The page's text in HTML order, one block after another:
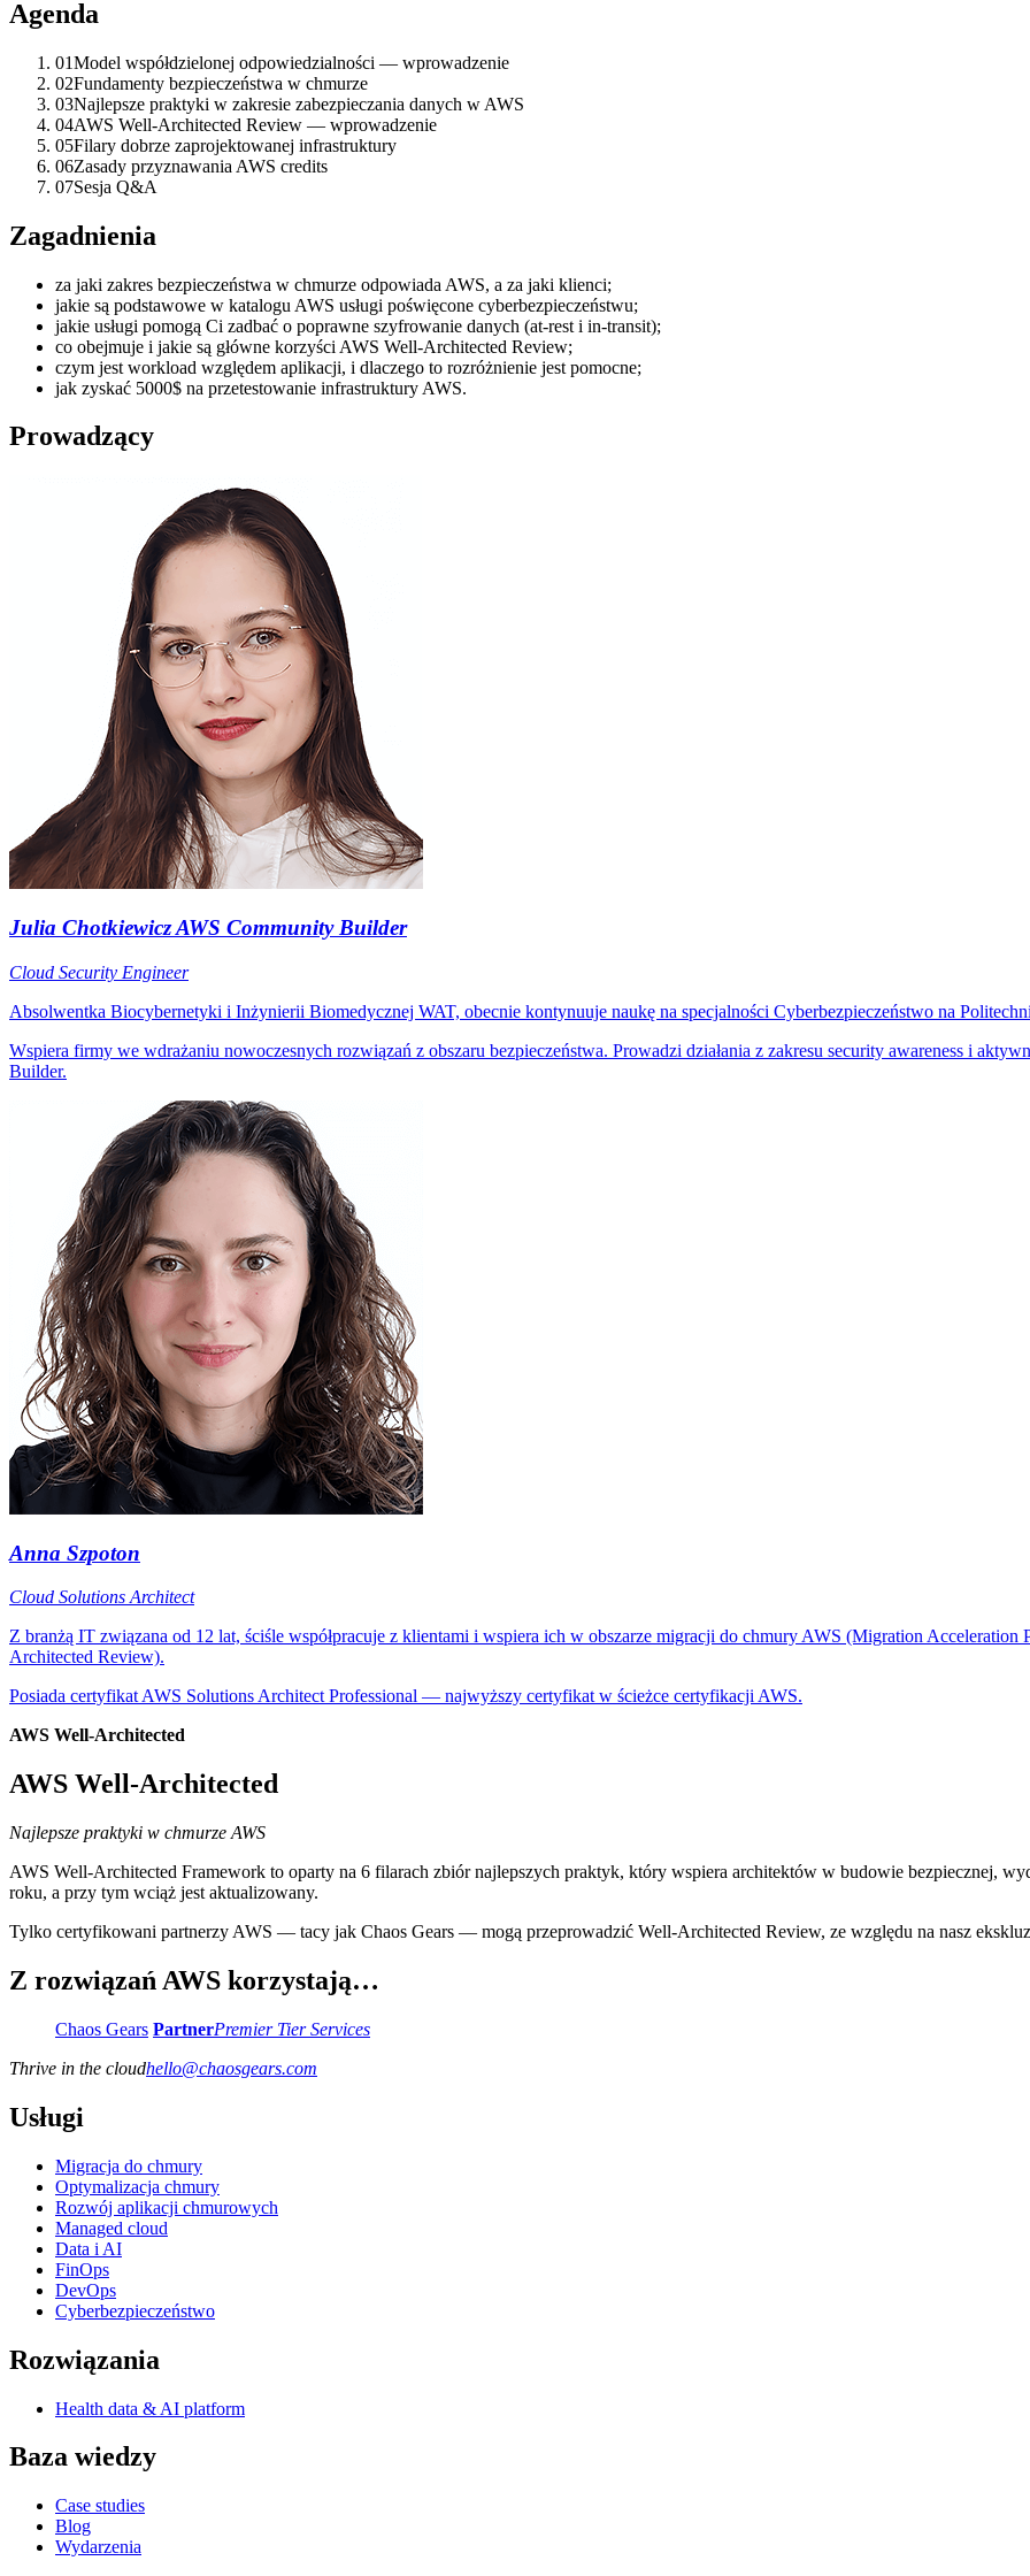
Agenda
01Model współdzielonej odpowiedzialności — wprowadzenie
02Fundamenty bezpieczeństwa w chmurze
03Najlepsze praktyki w zakresie zabezpieczania danych w AWS
04AWS Well-Architected Review — wprowadzenie
05Filary dobrze zaprojektowanej infrastruktury
06Zasady przyznawania AWS credits
07Sesja Q&A
Zagadnienia
za jaki zakres bezpieczeństwa w chmurze odpowiada AWS, a za jaki klienci;
jakie są podstawowe w katalogu AWS usługi poświęcone cyberbezpieczeństwu;
jakie usługi pomogą Ci zadbać o poprawne szyfrowanie danych (at-rest i in-transit);
co obejmuje i jakie są główne korzyści AWS Well-Architected Review;
czym jest workload względem aplikacji, i dlaczego to rozróżnienie jest pomocne;
jak zyskać 5000$ na przetestowanie infrastruktury AWS.
Prowadzący
Julia ChotkiewiczAWS Community Builder
Cloud Security Engineer
Absolwentka Biocybernetyki i Inżynierii Biomedycznej WAT, obecnie kontynuuje naukę na specjalności Cyberbezpieczeństwo na
Wspiera firmy we wdrażaniu nowoczesnych rozwiązań z obszaru bezpieczeństwa. Prowadzi działania z zakresu security awareness i
Builder.
Anna Szpoton
Cloud Solutions Architect
Z branżą IT związana od 12 lat, ściśle współpracuje z klientami i wspiera ich w obszarze migracji do chmury AWS (Migration
Architected Review).
Posiada certyfikat AWS Solutions Architect Professional — najwyższy certyfikat w ścieżce certyfikacji AWS.
AWS Well-Architected
AWS Well-Architected
Najlepsze praktyki w chmurze AWS
AWS Well-Architected Framework to oparty na 6 filarach zbiór najlepszych praktyk, który wspiera architektów w budowie bezpiecznej,
roku, a przy tym wciąż jest aktualizowany.
Tylko certyfikowani partnerzy AWS — tacy jak Chaos Gears — mogą przeprowadzić Well-Architected Review, ze względu na nasz
Z rozwiązań AWS korzystają…
Chaos Gears PartnerPremier Tier Services
Thrive in the cloudhello@chaosgears.com
Usługi
Migracja do chmury
Optymalizacja chmury
Rozwój aplikacji chmurowych
Managed cloud
Data i AI
FinOps
DevOps
Cyberbezpieczeństwo
Rozwiązania
Health data & AI platform
Baza wiedzy
Case studies
Blog
Wydarzenia